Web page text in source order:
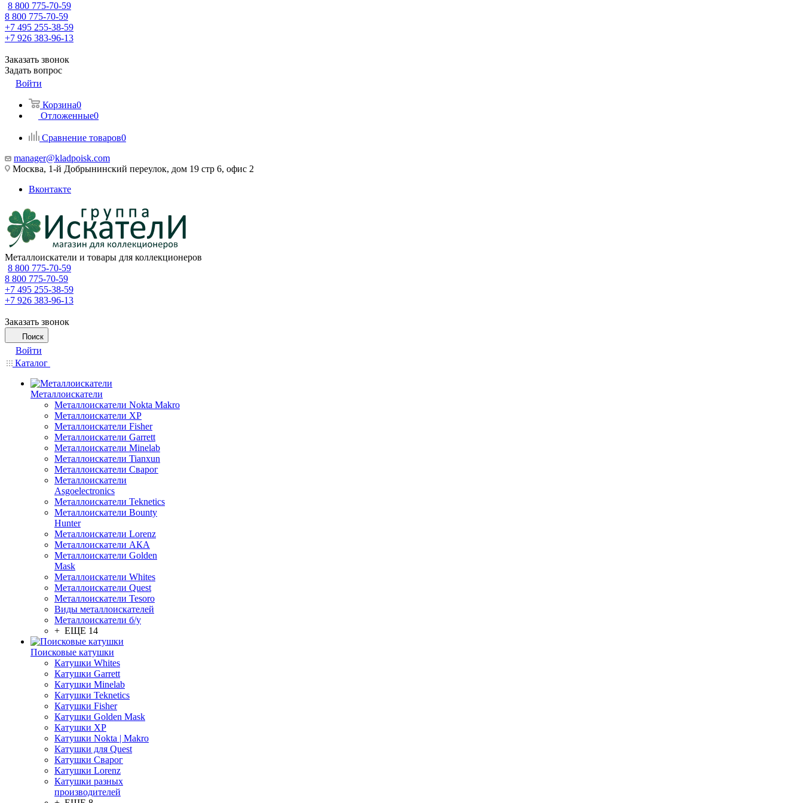
8 800 775-70-59
8 800 775-70-59
+7 495 255-38-59
+7 926 383-96-13
Заказать звонок
Задать вопрос
Войти
Корзина0
Отложенные0
Сравнение товаров0
manager@kladpoisk.com
Москва, 1-й Добрынинский переулок, дом 19 стр 6, офис 2
Вконтакте
Металлоискатели и товары для коллекционеров
8 800 775-70-59
8 800 775-70-59
+7 495 255-38-59
+7 926 383-96-13
Заказать звонок
Поиск
Войти
Каталог
Металлоискатели
Металлоискатели Nokta Makro
Металлоискатели XP
Металлоискатели Fisher
Металлоискатели Garrett
Металлоискатели Minelab
Металлоискатели Tianxun
Металлоискатели Сварог
Металлоискатели
Asgoelectronics
Металлоискатели Teknetics
Металлоискатели Bounty
Hunter
Металлоискатели Lorenz
Металлоискатели АКА
Металлоискатели Golden
Mask
Металлоискатели Whites
Металлоискатели Quest
Металлоискатели Tesoro
Виды металлоискателей
Металлоискатели б/у
+ ЕЩЕ 14
Поисковые катушки
Катушки Whites
Катушки Garrett
Катушки Minelab
Катушки Teknetics
Катушки Fisher
Катушки Golden Mask
Катушки XP
Катушки Nokta | Makro
Катушки для Quest
Катушки Сварог
Катушки Lorenz
Катушки разных
производителей